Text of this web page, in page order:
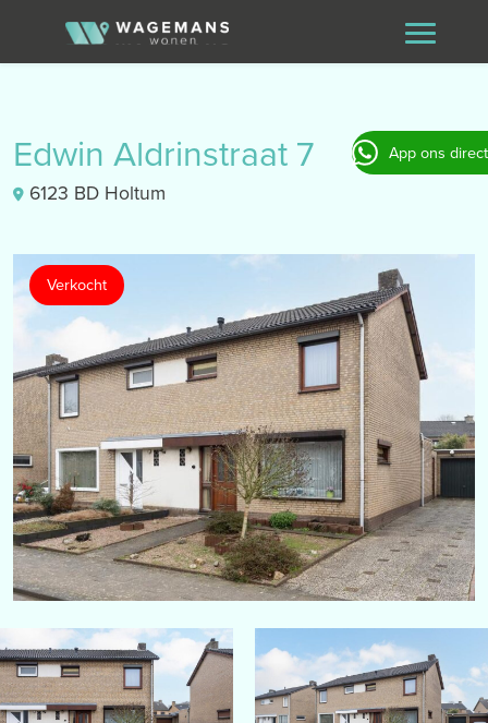
App ons direct
Edwin Aldrinstraat 7
6123 BD Holtum
Verkocht